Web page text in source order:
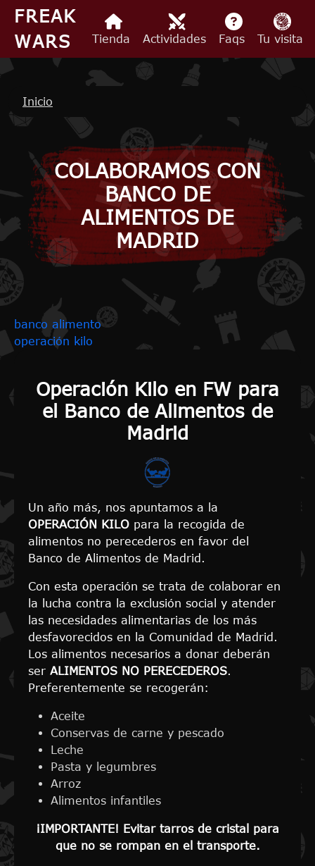
Pasar al contenido principal
FREAK
WARS
Tienda Actividades Faqs Tu visita
Ruta de navegación
Inicio
COLABORAMOS CON
BANCO DE
ALIMENTOS DE
MADRID
banco alimento
operación kilo
Operación Kilo en FW para
el Banco de Alimentos de
Madrid
Un año más, nos apuntamos a la
OPERACIÓN KILO para la recogida de
alimentos no perecederos en favor del
Banco de Alimentos de Madrid.
Con esta operación se trata de colaborar en
la lucha contra la exclusión social y atender
las necesidades alimentarias de los más
desfavorecidos en la Comunidad de Madrid.
Los alimentos necesarios a donar deberán
ser ALIMENTOS NO PERECEDEROS.
Preferentemente se recogerán:
Aceite
Conservas de carne y pescado
Leche
Pasta y legumbres
Arroz
Alimentos infantiles
¡IMPORTANTE! Evitar tarros de cristal para
que no se rompan en el transporte.